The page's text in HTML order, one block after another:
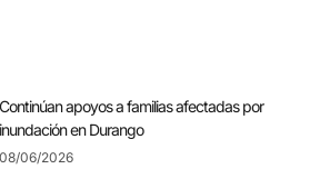
Continúan apoyos a familias afectadas por
inundación en Durango
08/06/2026